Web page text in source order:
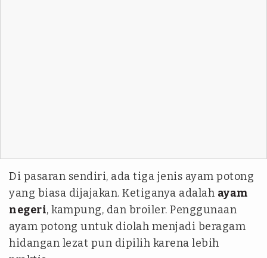
Di pasaran sendiri, ada tiga jenis ayam potong
yang biasa dijajakan. Ketiganya adalah ayam
negeri, kampung, dan broiler. Penggunaan
ayam potong untuk diolah menjadi beragam
hidangan lezat pun dipilih karena lebih